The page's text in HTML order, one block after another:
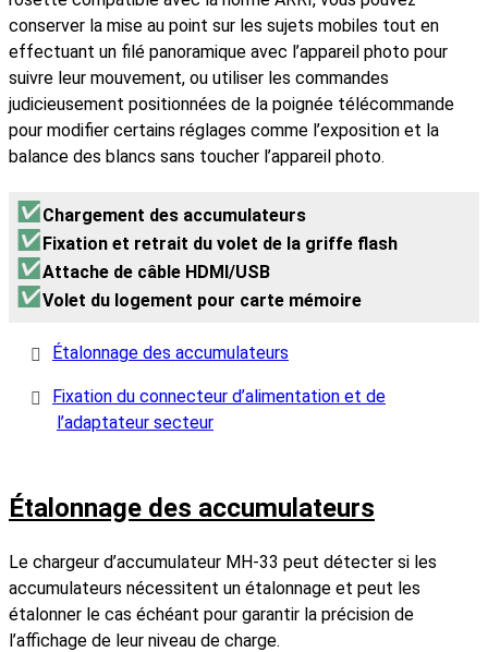
conserver la mise au point sur les sujets mobiles tout en
effectuant un filé panoramique avec l’appareil photo pour
suivre leur mouvement, ou utiliser les commandes
judicieusement positionnées de la poignée télécommande
pour modifier certains réglages comme l’exposition et la
balance des blancs sans toucher l’appareil photo.
Chargement des accumulateurs
Fixation et retrait du volet de la griffe flash
Attache de câble HDMI/USB
Volet du logement pour carte mémoire
Étalonnage des accumulateurs
Fixation du connecteur d’alimentation et de
l’adaptateur secteur
Étalonnage des accumulateurs
Le chargeur d’accumulateur MH‑33 peut détecter si les
accumulateurs nécessitent un étalonnage et peut les
étalonner le cas échéant pour garantir la précision de
l’affichage de leur niveau de charge.